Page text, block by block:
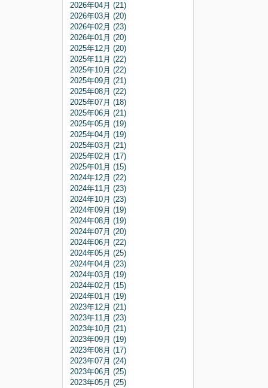
2026年04月 (21)
2026年03月 (20)
2026年02月 (23)
2026年01月 (20)
2025年12月 (20)
2025年11月 (22)
2025年10月 (22)
2025年09月 (21)
2025年08月 (22)
2025年07月 (18)
2025年06月 (21)
2025年05月 (19)
2025年04月 (19)
2025年03月 (21)
2025年02月 (17)
2025年01月 (15)
2024年12月 (22)
2024年11月 (23)
2024年10月 (23)
2024年09月 (19)
2024年08月 (19)
2024年07月 (20)
2024年06月 (22)
2024年05月 (25)
2024年04月 (23)
2024年03月 (19)
2024年02月 (15)
2024年01月 (19)
2023年12月 (21)
2023年11月 (23)
2023年10月 (21)
2023年09月 (19)
2023年08月 (17)
2023年07月 (24)
2023年06月 (25)
2023年05月 (25)